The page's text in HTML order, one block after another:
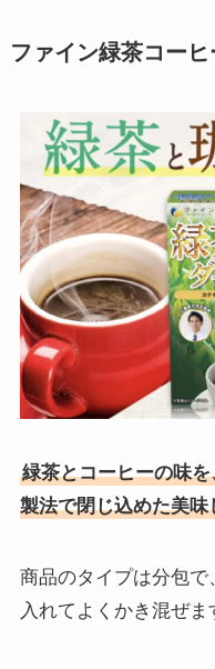
ファイン緑茶コー
緑茶とコーヒーの味
製法で閉じ込めた美味
商品のタイプは分包で
入れてよくかき混ぜま